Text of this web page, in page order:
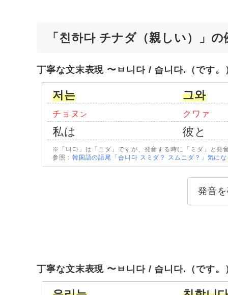
「친하다 チナダ（親しい）」
丁寧な文末表現 〜ㅂ니다 / 습니다.（です。
저는 그와
チョヌ ン クワァ
私は 彼と
※「니다」は「ニダ」ですが、発音する時に「ミダ」と発
参照： 韓国語の語尾「습니다 スミダ？ スムニダ？」気に
発音
丁寧な文末表現 〜ㅂ니다 / 습니다.（です。